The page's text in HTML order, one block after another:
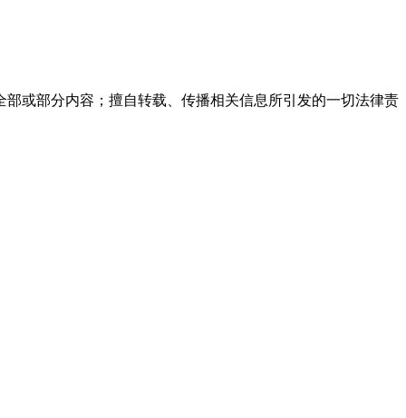
或部分内容；擅自转载、传播相关信息所引发的一切法律责